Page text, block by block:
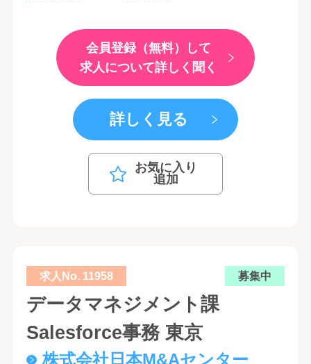
会員登録（無料）して
求人について詳しく聞く
詳しく見る
お気に入り
追加
求人No. 11958 募集中
データマネジメント課
Salesforce事務 東京
株式会社日本M&Aセンター